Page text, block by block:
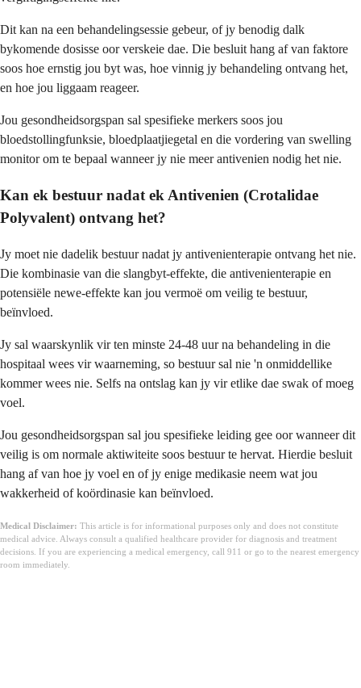
Dit kan na een behandelingsessie gebeur, of jy benodig dalk
bykomende dosisse oor verskeie dae. Die besluit hang af van faktore
soos hoe ernstig jou byt was, hoe vinnig jy behandeling ontvang het,
en hoe jou liggaam reageer.
Jou gesondheidsorgspan sal spesifieke merkers soos jou
bloedstollingfunksie, bloedplaatjiegetal en die vordering van swelling
monitor om te bepaal wanneer jy nie meer antivenien nodig het nie.
Kan ek bestuur nadat ek Antivenien (Crotalidae
Polyvalent) ontvang het?
Jy moet nie dadelik bestuur nadat jy antivenienterapie ontvang het nie.
Die kombinasie van die slangbyt-effekte, die antivenienterapie en
potensiële newe-effekte kan jou vermoë om veilig te bestuur,
beïnvloed.
Jy sal waarskynlik vir ten minste 24-48 uur na behandeling in die
hospitaal wees vir waarneming, so bestuur sal nie 'n onmiddellike
kommer wees nie. Selfs na ontslag kan jy vir etlike dae swak of moeg
voel.
Jou gesondheidsorgspan sal jou spesifieke leiding gee oor wanneer dit
veilig is om normale aktiwiteite soos bestuur te hervat. Hierdie besluit
hang af van hoe jy voel en of jy enige medikasie neem wat jou
wakkerheid of koördinasie kan beïnvloed.
Medical Disclaimer: This article is for informational purposes only and does not constitute
medical advice. Always consult a qualified healthcare provider for diagnosis and treatment
decisions. If you are experiencing a medical emergency, call 911 or go to the nearest emergency
room immediately.